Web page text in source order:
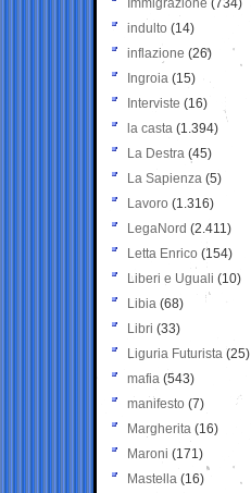
Immigrazione (734)
indulto (14)
inflazione (26)
Ingroia (15)
Interviste (16)
la casta (1.394)
La Destra (45)
La Sapienza (5)
Lavoro (1.316)
LegaNord (2.411)
Letta Enrico (154)
Liberi e Uguali (10)
Libia (68)
Libri (33)
Liguria Futurista (25)
mafia (543)
manifesto (7)
Margherita (16)
Maroni (171)
Mastella (16)